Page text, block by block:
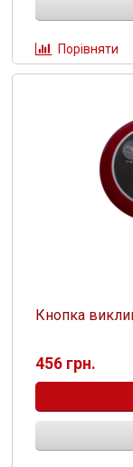
Порівняти
Кнопка
456 грн.